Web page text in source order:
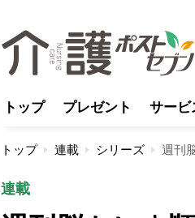
トップ プレゼント サービ
トップ 連載 シリーズ
連載